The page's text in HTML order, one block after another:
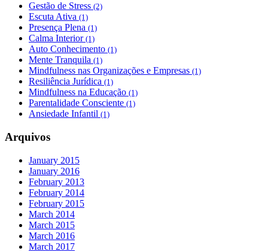
Gestão de Stress (2)
Escuta Ativa (1)
Presença Plena (1)
Calma Interior (1)
Auto Conhecimento (1)
Mente Tranquila (1)
Mindfulness nas Organizações e Empresas (1)
Resiliência Jurídica (1)
Mindfulness na Educação (1)
Parentalidade Consciente (1)
Ansiedade Infantil (1)
Arquivos
January 2015
January 2016
February 2013
February 2014
February 2015
March 2014
March 2015
March 2016
March 2017